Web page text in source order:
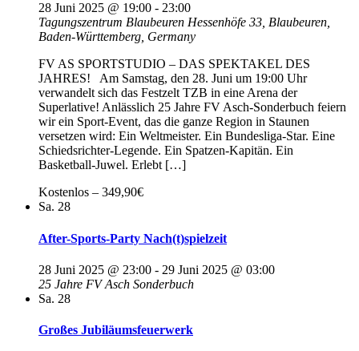
28 Juni 2025 @ 19:00 - 23:00
Tagungszentrum Blaubeuren Hessenhöfe 33, Blaubeuren,
Baden-Württemberg, Germany
FV AS SPORTSTUDIO – DAS SPEKTAKEL DES
JAHRES! Am Samstag, den 28. Juni um 19:00 Uhr
verwandelt sich das Festzelt TZB in eine Arena der
Superlative! Anlässlich 25 Jahre FV Asch-Sonderbuch feiern
wir ein Sport-Event, das die ganze Region in Staunen
versetzen wird: Ein Weltmeister. Ein Bundesliga-Star. Eine
Schiedsrichter-Legende. Ein Spatzen-Kapitän. Ein
Basketball-Juwel. Erlebt […]
Kostenlos – 349,90€
Sa. 28
After-Sports-Party Nach(t)spielzeit
28 Juni 2025 @ 23:00 - 29 Juni 2025 @ 03:00
25 Jahre FV Asch Sonderbuch
Sa. 28
Großes Jubiläumsfeuerwerk